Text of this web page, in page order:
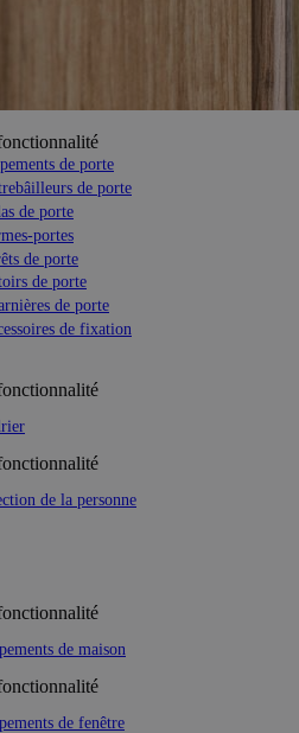
de porte
de porte
de porte
portes
de porte
de porte
de porte
de fixation
de la personne
de maison
de fenêtre